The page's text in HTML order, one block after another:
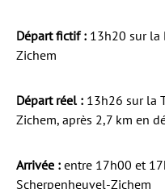
Départ fictif : 13h20 sur la
Zichem
Départ réel : 13h26 sur la
Zichem, après 2,7 km en
Arrivée : entre 17h00 et
Scherpenheuvel-Zichem